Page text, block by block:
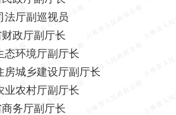
法厅副巡视员
政厅副厅长
态环境厅副厅长
房城乡建设厅副厅长
业农村厅副厅长
务厅副厅长